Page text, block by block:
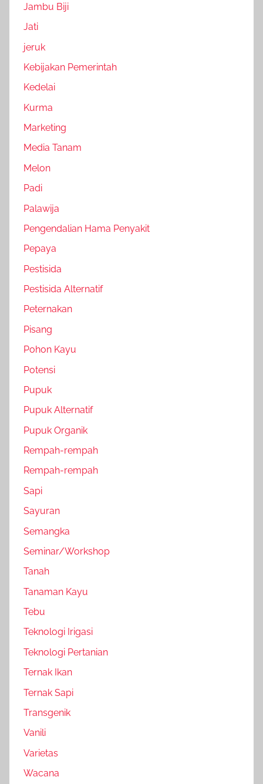
Jambu Biji
Jati
jeruk
Kebijakan Pemerintah
Kedelai
Kurma
Marketing
Media Tanam
Melon
Padi
Palawija
Pengendalian Hama Penyakit
Pepaya
Pestisida
Pestisida Alternatif
Peternakan
Pisang
Pohon Kayu
Potensi
Pupuk
Pupuk Alternatif
Pupuk Organik
Rempah-rempah
Rempah-rempah
Sapi
Sayuran
Semangka
Seminar/Workshop
Tanah
Tanaman Kayu
Tebu
Teknologi Irigasi
Teknologi Pertanian
Ternak Ikan
Ternak Sapi
Transgenik
Vanili
Varietas
Wacana